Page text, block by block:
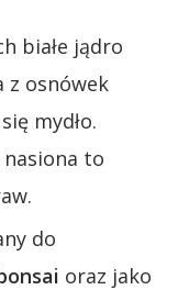
białe jądro
z osnówek
mydło.
to
do
oraz jako